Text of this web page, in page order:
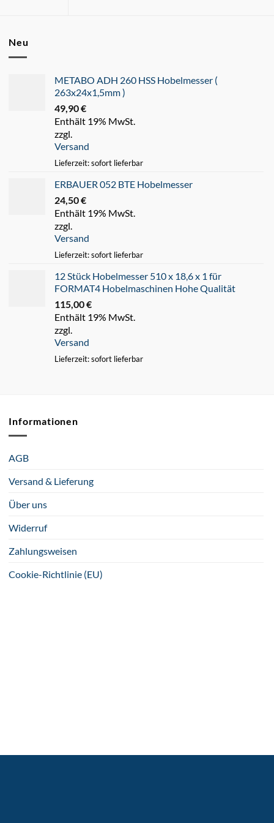
Neu
METABO ADH 260 HSS Hobelmesser (
263x24x1,5mm )
49,90€
Enthält 19% MwSt.
zzgl.
Versand
Lieferzeit: sofort lieferbar
ERBAUER 052 BTE Hobelmesser
24,50€
Enthält 19% MwSt.
zzgl.
Versand
Lieferzeit: sofort lieferbar
12 Stück Hobelmesser 510 x 18,6 x 1 für
FORMAT4 Hobelmaschinen Hohe Qualität
115,00€
Enthält 19% MwSt.
zzgl.
Versand
Lieferzeit: sofort lieferbar
Informationen
AGB
Versand & Lieferung
Über uns
Widerruf
Zahlungsweisen
Cookie-Richtlinie (EU)